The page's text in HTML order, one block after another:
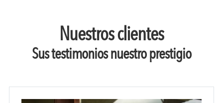
Nuestros clientes
Sus testimonios nuestro prestigio